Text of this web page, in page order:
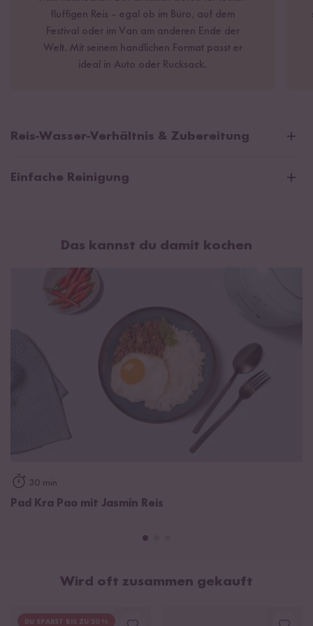
fluffigen Reis – egal ob im Büro, auf dem
Festival oder im Van am anderen Ende der
Welt. Mit seinem handlichen Format passt er
ideal in Auto oder Rucksack.
Reis-Wasser-Verhältnis & Zubereitung
Reis kochen im Mini Reiskocher
und den Deckel schließen
Nun den Kippschalter betätigen, sodass die "Cook"
Anzeige aufleuchtet
Unterschiedliche Reissorten benötigen unterschiedliche
Mengen Wasser, um den perfekten Garpunkt zu erreichen.
Als Faustregel gilt: Vollkornreis benötigt mehr Wasser als
Weißer Reis. Bedienungsanleitung findest du eine Übersicht
über das ideale Reis-Wasser-Verhältnis im Mini Reiskocher.
Einfache Reinigung
Reinigung des Mini Reiskochers
Der herausnehmbare Innentopf lässt sich mühelos mit
innere Bereich und der Korpus des Mini Reiskochers können
Achte darauf das Gerät nach jedem Kochvorgang zu
nicht spülmaschinengeeignet
Das kannst du damit kochen
30 min
Pad Kra Pao mit Jasmin Reis
Wird oft zusammen gekauft
DU SPARST BIS ZU 20 %